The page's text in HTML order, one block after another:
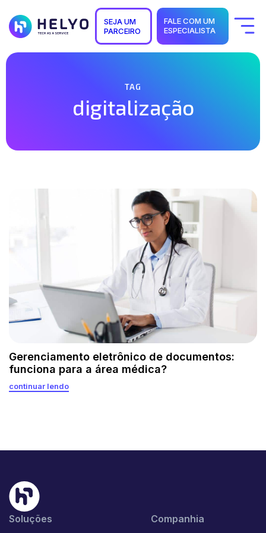
SEJA UM
PARCEIRO
FALE COM UM
ESPECIALISTA
Quem Somos
TAG
digitalização
Gerenciamento eletrônico de documentos:
funciona para a área médica?
continuar lendo
Soluções Companhia